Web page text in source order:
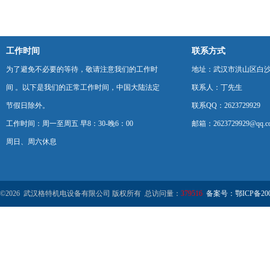
工作时间
为了避免不必要的等待，敬请注意我们的工作时
间 。以下是我们的正常工作时间，中国大陆法定
节假日除外。
工作时间：周一至周五 早8：30-晚6：00
周日、周六休息
联系方式
地址：武汉市洪山区白
联系人：丁先生
联系QQ：2623729929
邮箱：
©2026 武汉格特机电设备有限公司 版权所有 总访问量： 379516 备案号：鄂ICP备